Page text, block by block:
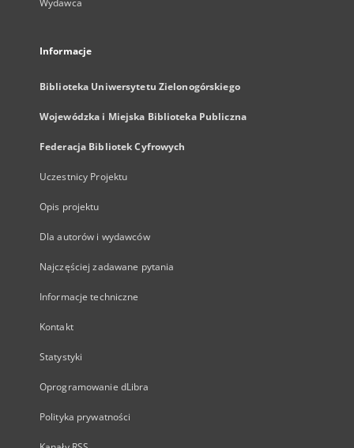
Wydawca
Informacje
Biblioteka Uniwersytetu Zielonogórskiego
Wojewódzka i Miejska Biblioteka Publiczna
Federacja Bibliotek Cyfrowych
Uczestnicy Projektu
Opis projektu
Dla autorów i wydawców
Najczęściej zadawane pytania
Informacje techniczne
Kontakt
Statystyki
Oprogramowanie dLibra
Polityka prywatności